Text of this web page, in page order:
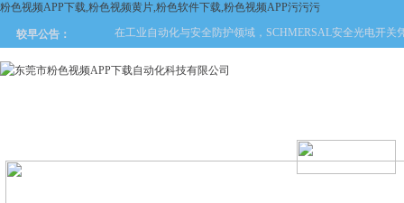
粉色视频APP下载,粉色视频黄片,粉色软件下载,粉色视频APP污污污
较早公告： 在工业自动化与安全防护领域，SCHMERSAL安全光电开关凭
下载
产品中心 新闻